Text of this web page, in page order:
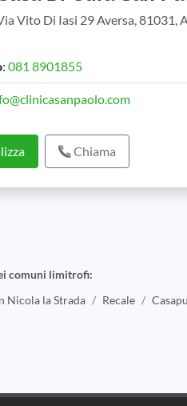
Vito Di Iasi 29 Aversa, 81031,
: 081 8901855
Chiama
comuni limitrofi:
Nicola la Strada Recale